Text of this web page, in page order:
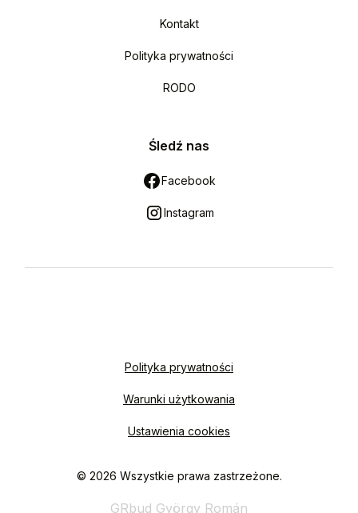
Kontakt
Polityka prywatności
RODO
Śledź nas
Facebook
Instagram
© 2026 Wszystkie prawa zastrzeżone.
Polityka prywatności
Warunki użytkowania
Ustawienia cookies
GRbud György Román